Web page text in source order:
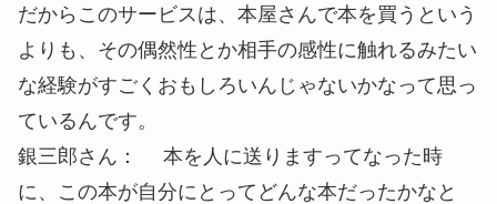
だからこのサービスは、本屋さんで本を買うという
よりも、その偶然性とか相手の感性に触れるみたい
な経験がすごくおもしろいんじゃないかなって思っ
ているんです。
銀三郎さん： 本を人に送りますってなった時
に、この本が自分にとってどんな本だったかなと